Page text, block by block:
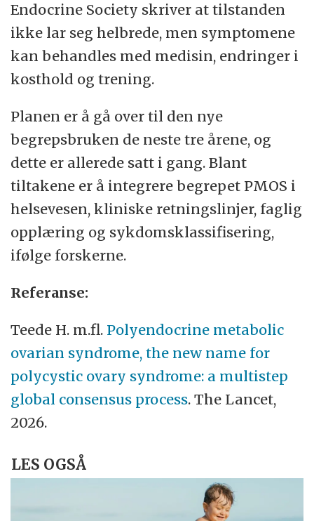
Endocrine Society skriver at tilstanden
ikke lar seg helbrede, men symptomene
kan behandles med medisin, endringer i
kosthold og trening.
Planen er å gå over til den nye
begrepsbruken de neste tre årene, og
dette er allerede satt i gang. Blant
tiltakene er å integrere begrepet PMOS i
helsevesen, kliniske retningslinjer, faglig
opplæring og sykdomsklassifisering,
ifølge forskerne.
Referanse:
Teede H. m.fl. Polyendocrine metabolic
ovarian syndrome, the new name for
polycystic ovary syndrome: a multistep
global consensus process. The Lancet,
2026.
LES OGSÅ